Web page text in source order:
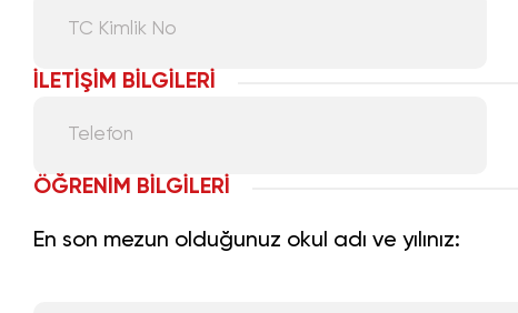
İLETİŞİM BİLGİLERİ
ÖĞRENİM BİLGİLERİ
En son mezun olduğunuz okul adı ve yılınız: